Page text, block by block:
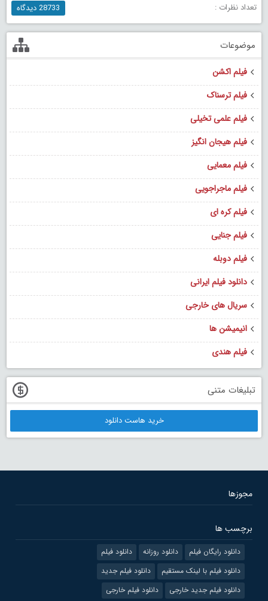
تعداد نظرات :
28733 دیدگاه
موضوعات
فیلم اکشن
فیلم ترسناک
فیلم علمی تخیلی
فیلم هیجان انگیز
فیلم معمایی
فیلم ماجراجویی
فیلم کره ای
فیلم جنایی
فیلم دوبله
دانلود فیلم ایرانی
سریال های خارجی
انیمیشن ها
فیلم هندی
تبلیغات متنی
خرید هاست دانلود
مجوزها
برچسب ها
دانلود رایگان فیلم دانلود روزانه
دانلود فیلم
دانلود فیلم با لینک مستقیم
دانلود فیلم جدید
دانلود فیلم جدید خارجی
دانلود فیلم خارجی